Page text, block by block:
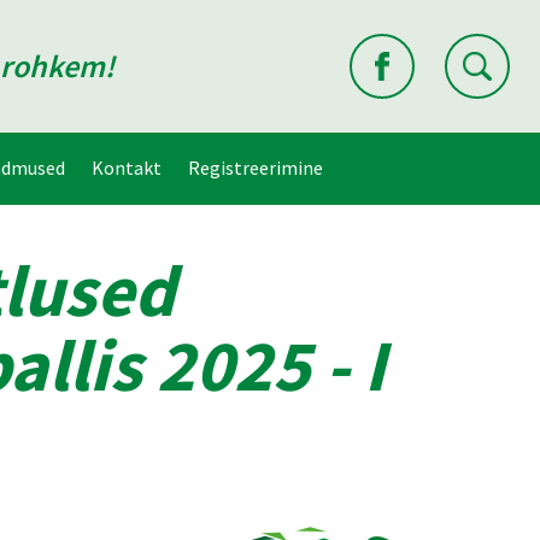
Kontakt Registreerimine
2025 - I